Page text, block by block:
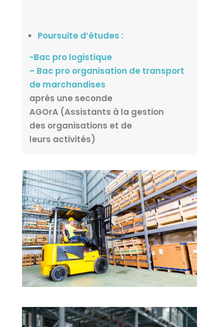
Poursuite d’études :
-Bac pro logistique
– Bac pro organisation de transport
de marchandises
après une seconde
AGOrA (Assistants à la gestion
des organisations et de
leurs activités)